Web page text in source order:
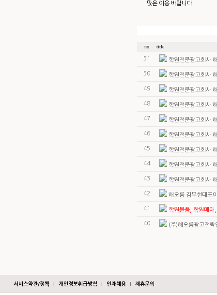
많은 이용 바랍니다.
no title
51 학원전문광고회사
50 학원전문광고회사
49 학원전문광고회사
48 학원전문광고회사
47 학원전문광고회사
46 학원전문광고회사
45 학원전문광고회사
44 학원전문광고회사
43 학원전문광고회사
42 해오름 김무현대표
41 학원물품, 학원매매
40 (주)해오름광고전략
서비스약관/정책 개인정보취급방침 인재채용 제휴문의